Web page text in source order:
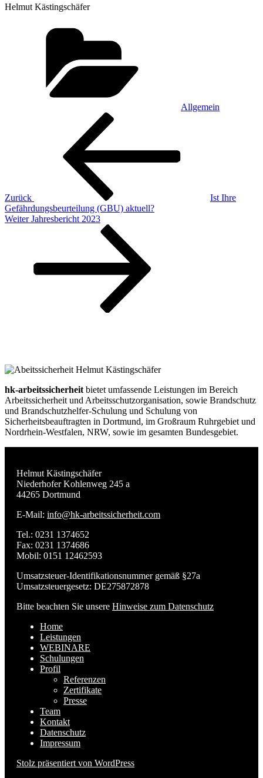
Helmut Kästingschäfer
Allgemein
Beitragsnavigation
Zurück
Ist Ihre
Gefährdungsbeurteilung (GBU) aktuell?
Nächster
Weiter Jahresbericht 2023
hk-arbeitssicherheit bietet umfassende Leistungen im Bereich
Arbeitssicherheit und Arbeitsschutzorganisation, sowie Brandschutz
und Brandschutzhelfer-Schulung und Schulung von
Sicherheitsbeauftragten in Dortmund, im Großraum Ruhrgebiet und
Nordrhein-Westfalen, NRW, sowie im gesamten Bundesgebiet.
Helmut Kästingschäfer
Niederhofer Kohlenweg 245 a
44265 Dortmund
E-Mail: info@hk-arbeitssicherheit.com
Tel.: 0231 1374652
Fax: 0231 1374686
Mobil: 0151 12462593
Umsatzsteuer-Identifikationsnummer gemäß §27a
Umsatzsteuergesetz: DE275872878
Bitte beachten Sie unsere Hinweise zum Datenschutz
Home
Leistungen
WEBINARE
Schulungen
Profil
Referenzen
Zertifikate
Presse
Team
Kontakt
Datenschutz
Impressum
Stolz präsentiert von WordPress